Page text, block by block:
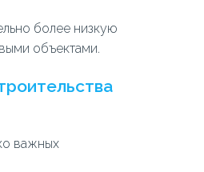
более низкую
объектами.
важных